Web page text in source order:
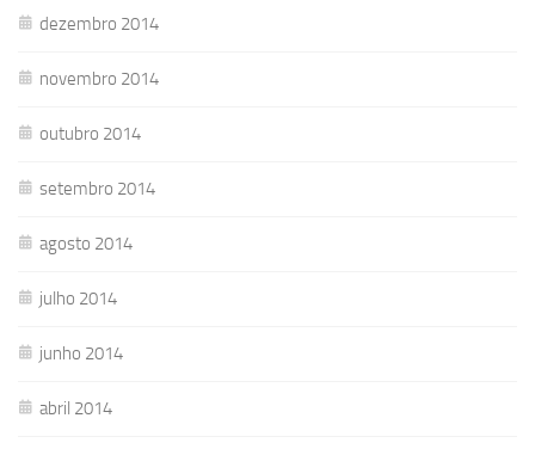
dezembro 2014
novembro 2014
outubro 2014
setembro 2014
agosto 2014
julho 2014
junho 2014
abril 2014